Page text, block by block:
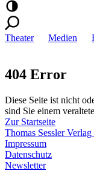
Theater Medien
404 Error
Diese Seite ist nicht
sind Sie einem
Zur Startseite
Thomas Sessler
Impressum
Datenschutz
Newsletter